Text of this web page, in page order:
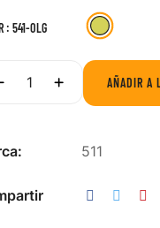
: 541-OLG
541-
AÑADIR A
511